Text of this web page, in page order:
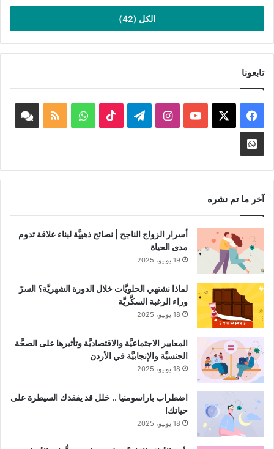
الكل (42)
تابعونا
فيسبوك ‫YouTubeانستقرامتيلقرام ‫TikTokواتسابملخص
Whatsapp
Channel
آخر ما تم نشره
أسرار الزواج الناجح | نصائح ذهبيَّة لبناء علاقة تدوم
مدى الحياة
19 يونيو، 2025
لماذا نشتهي الحلويَّات خلال الدورة الشهريَّة؟ السرّ
وراء الرغبة السكَّريَّة
18 يونيو، 2025
المعايير الاجتماعيَّة والاقتصاديَّة وتأثيرها على الصحَّة
الجنسيَّة والإنجابيَّة في الأردن
18 يونيو، 2025
اضطراب باراسومنيا .. خلل قد يفقدك السيطرة على
حياتك!
18 يونيو، 2025